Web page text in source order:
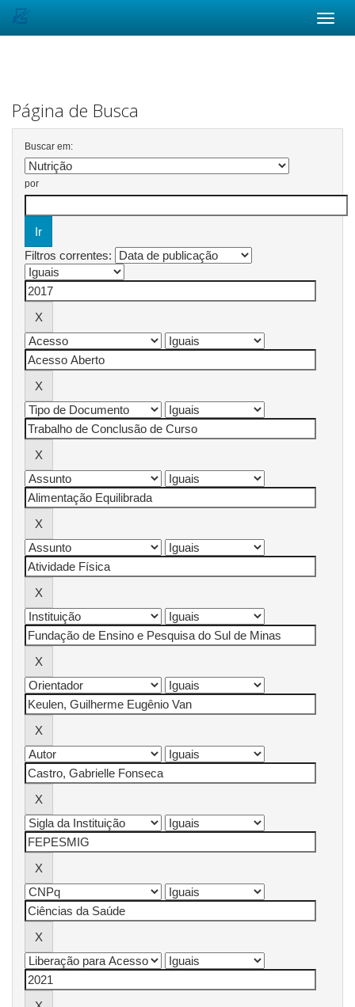
Página de Busca
Buscar em:
por
Filtros correntes: